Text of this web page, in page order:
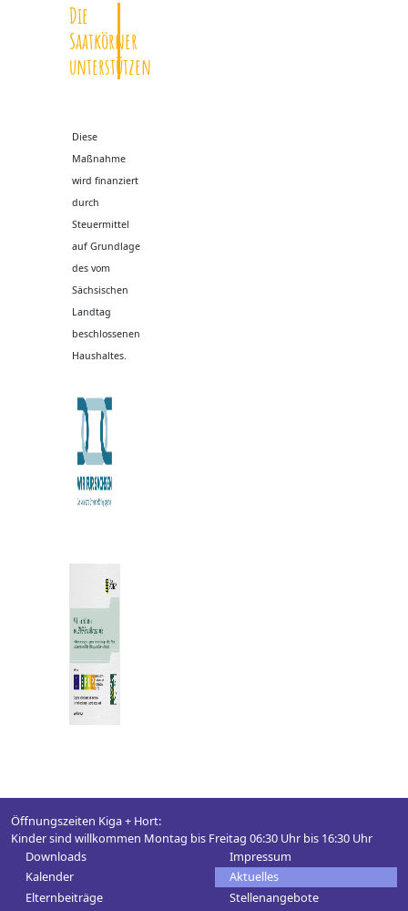
Die
Saatkörner
unterstützen
Diese
Maßnahme
wird finanziert
durch
Steuermittel
auf Grundlage
des vom
Sächsischen
Landtag
beschlossenen
Haushaltes.
Öffnungszeiten Kiga + Hort:
Kinder sind willkommen Montag bis Freitag 06:30 Uhr bis 16:30 Uhr
Downloads
Kalender
Elternbeiträge
Impressum
Aktuelles
Stellenangebote